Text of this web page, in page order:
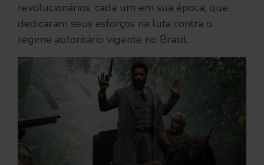
revolucionários, cada um em sua época, que
dedicaram seus esforços na luta contra o
regime autoritário vigente no Brasil.